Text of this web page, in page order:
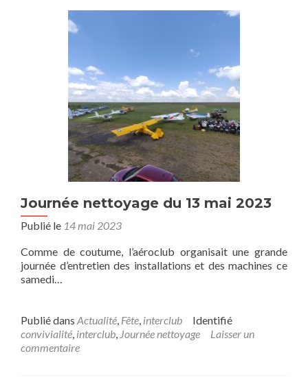
Journée nettoyage du 13 mai 2023
Publié le 14 mai 2023
Comme de coutume, l’aéroclub organisait une grande
journée d’entretien des installations et des machines ce
samedi…
Publié dans Actualité, Fête, interclub
Identifié
convivialité, interclub, Journée nettoyage
Laisser un
commentaire